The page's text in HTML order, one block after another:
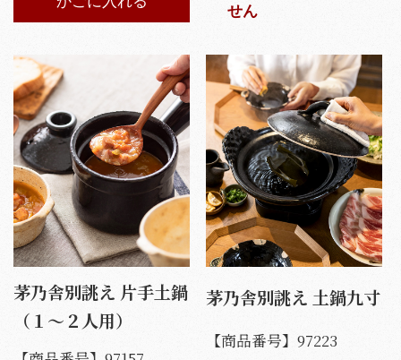
せん
茅乃舎別誂え 片手土鍋
（１～２人用）
茅乃舎別誂え 土鍋九寸
【商品番号】97223